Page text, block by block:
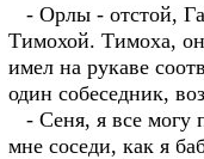
- Орлы - отстой,
Тимохой. Тимоха,
имел на рукаве
один собеседник,
- Сеня, я все могу
мне соседи, как я